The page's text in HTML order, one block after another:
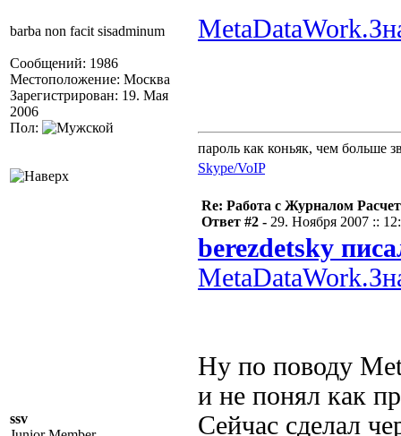
barba non facit sisadminum
Сообщений: 1986
Местоположение: Москва
Зарегистрирован: 19. Мая
2006
Пол:
пароль как коньяк, чем больше
Skype/VoIP
ssv
Re: Работа с Журналом
Ответ #2 - 29. Ноября 2007 ::
berezdetsky
Ну по поводу
и не понял как
Сейчас сделал